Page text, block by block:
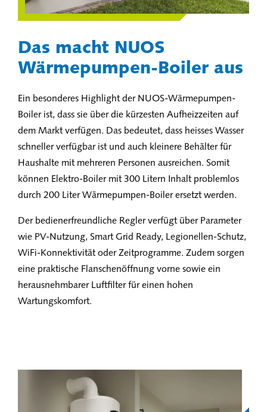
Das macht NUOS
Wärmepumpen-Boiler aus
Ein besonderes Highlight der NUOS-Wärmepumpen-
Boiler ist, dass sie über die kürzesten Aufheizzeiten auf
dem Markt verfügen. Das bedeutet, dass heisses Wasser
schneller verfügbar ist und auch kleinere Behälter für
Haushalte mit mehreren Personen ausreichen. Somit
können Elektro-Boiler mit 300 Litern Inhalt problemlos
durch 200 Liter Wärmepumpen-Boiler ersetzt werden.
Der bedienerfreundliche Regler verfügt über Parameter
wie PV-Nutzung, Smart Grid Ready, Legionellen-Schutz,
WiFi-Konnektivität oder Zeitprogramme. Zudem sorgen
eine praktische Flanschenöffnung vorne sowie ein
herausnehmbarer Luftfilter für einen hohen
Wartungskomfort.